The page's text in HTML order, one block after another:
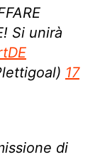
Si unirà
17
di